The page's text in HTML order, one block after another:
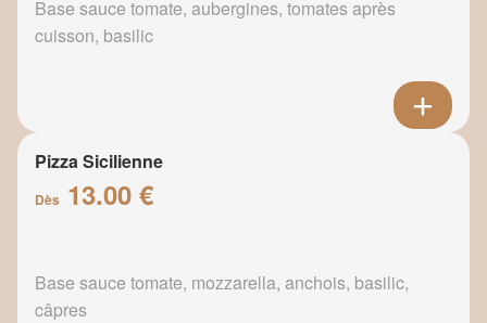
Base sauce tomate, aubergines, tomates après
cuisson, basilic
Pizza Sicilienne
Dès 13.00 €
Base sauce tomate, mozzarella, anchois, basilic,
câpres